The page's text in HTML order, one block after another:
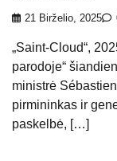
21 Birželio, 2025
„Saint-Cloud“,
parodoje“
ministrė
pirmininkas ir
paskelbė, […]